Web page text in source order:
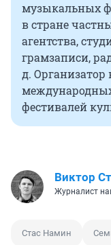
музыкальных
в стране
агентства,
грамзаписи,
д.
фестивалей
Виктор
Журналист
Стас Намин